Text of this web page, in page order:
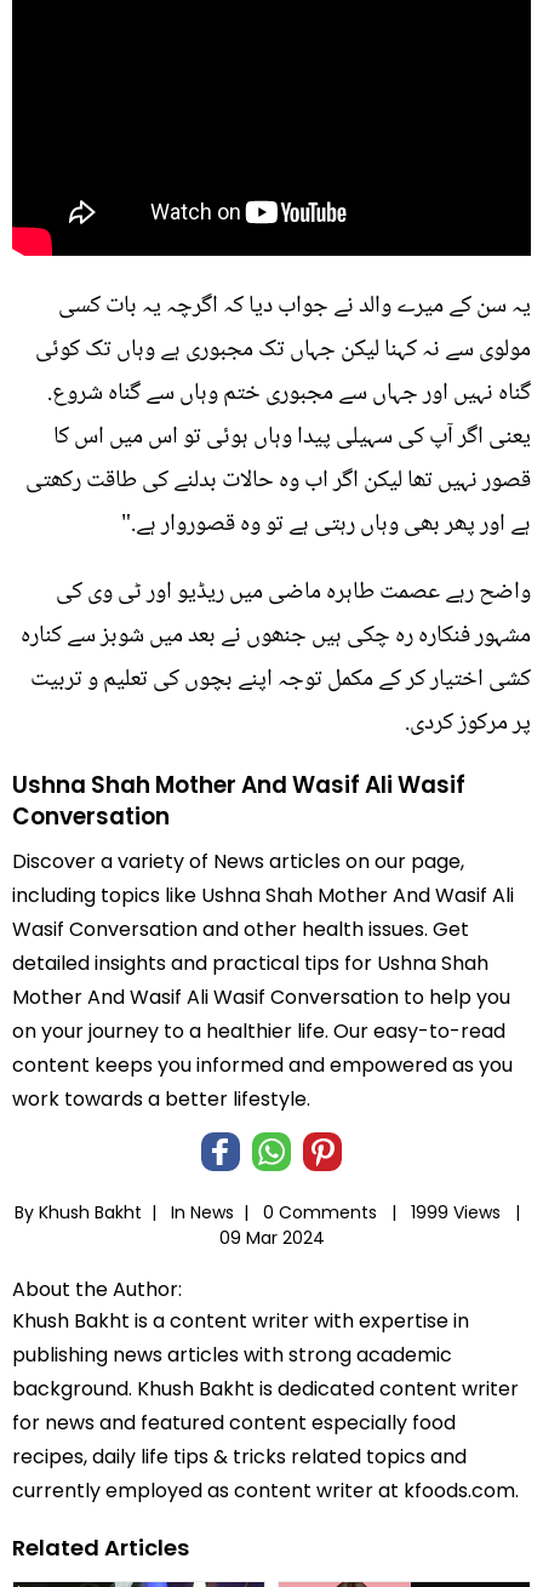
یہ سن کے میرے والد نے جواب دیا کہ اگرچہ یہ بات کسی
مولوی سے نہ کہنا لیکن جہاں تک مجبوری ہے وہاں تک کوئی
گناہ نہیں اور جہاں سے مجبوری ختم وہاں سے گناہ شروع.
یعنی اگر آپ کی سہیلی پیدا وہاں ہوئی تو اس میں اس کا
قصور نہیں تھا لیکن اگر اب وہ حالات بدلنے کی طاقت رکھتی
ہے اور پھر بھی وہاں رہتی ہے تو وہ قصوروار ہے."
واضح رہے عصمت طاہرہ ماضی میں ریڈیو اور ٹی وی کی
مشہور فنکارہ رہ چکی ہیں جنھوں نے بعد میں شوبز سے کنارہ
کشی اختیار کر کے مکمل توجہ اپنے بچوں کی تعلیم و تربیت
پر مرکوز کردی.
Ushna Shah Mother And Wasif Ali Wasif
Conversation
Discover a variety of News articles on our page,
including topics like Ushna Shah Mother And Wasif Ali
Wasif Conversation and other health issues. Get
detailed insights and practical tips for Ushna Shah
Mother And Wasif Ali Wasif Conversation to help you
on your journey to a healthier life. Our easy-to-read
content keeps you informed and empowered as you
work towards a better lifestyle.
By Khush Bakht | In News | 0 Comments |
1999 Views |
09 Mar 2024
About the Author:
Khush Bakht is a content writer with expertise in
publishing news articles with strong academic
background. Khush Bakht is dedicated content writer
for news and featured content especially food
recipes, daily life tips & tricks related topics and
currently employed as content writer at kfoods.com.
Related Articles